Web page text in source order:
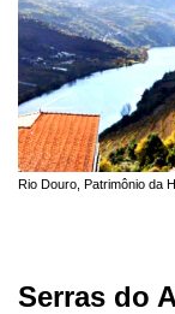
Rio Douro, Patrimônio da
Serras do